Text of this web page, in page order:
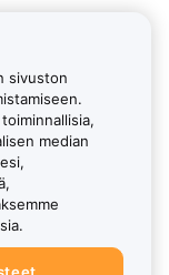
sivuston
median